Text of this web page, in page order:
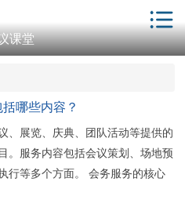
课堂
哪些内容？
、展览、庆典、团队活动等提供的
。服务内容包括会议策划、场地预
行等多个方面。 会务服务的核心